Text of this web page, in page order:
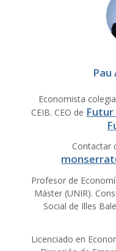
Economista
CEIB. CEO de Futur
Contactar
Profesor de
Máster (UNIR).
Social de Illes
Licenciado en